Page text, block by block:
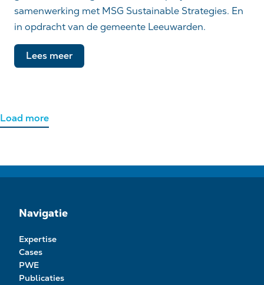
samenwerking met MSG Sustainable Strategies. En
in opdracht van de gemeente Leeuwarden.
Lees meer
Load more
Navigatie
Expertise
Cases
PWE
Publicaties